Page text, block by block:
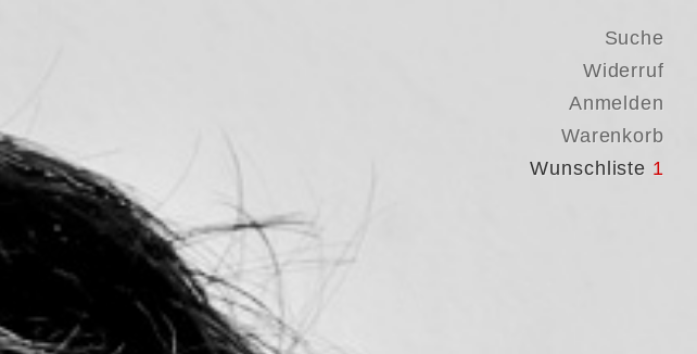
Suche
Widerruf
Anmelden
Warenkorb
Wunschliste 1